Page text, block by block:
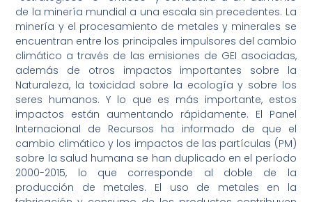
de la minería mundial a una escala sin precedentes. La
minería y el procesamiento de metales y minerales se
encuentran entre los principales impulsores del cambio
climático a través de las emisiones de GEI asociadas,
además de otros impactos importantes sobre la
Naturaleza, la toxicidad sobre la ecología y sobre los
seres humanos. Y lo que es más importante, estos
impactos están aumentando rápidamente. El Panel
Internacional de Recursos ha informado de que el
cambio climático y los impactos de las partículas (PM)
sobre la salud humana se han duplicado en el período
2000-2015, lo que corresponde al doble de la
producción de metales. El uso de metales en la